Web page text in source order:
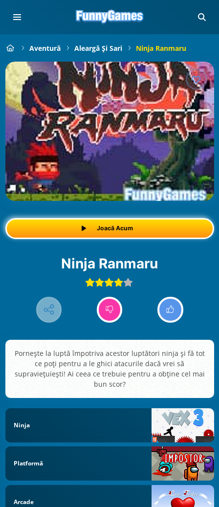
Aventură Aleargă Și Sari Ninja Ranmaru
Joacă Acum
Ninja Ranmaru
Pornește la luptă împotriva acestor luptători ninja și fă tot
ce poți pentru a le ghici atacurile dacă vrei să
supraviețuiești! Ai ceea ce trebuie pentru a obține cel mai
bun scor?
Ninja
Platformă
Arcade